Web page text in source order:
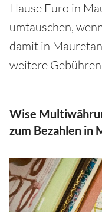
Hause Euro in
umtauschen,
damit in
weitere
Wise
zum Bezahlen in